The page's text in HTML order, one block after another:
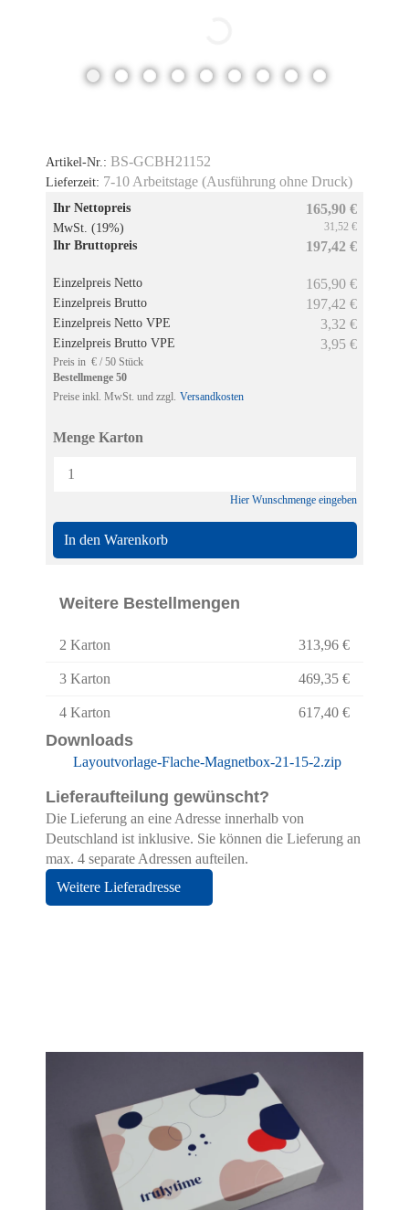
Artikel-Nr.: BS-GCBH21152
Lieferzeit: 7-10 Arbeitstage (Ausführung ohne Druck)
Ihr Nettopreis 165,90 €
MwSt. (19%) 31,52 €
Ihr Bruttopreis 197,42 €
Einzelpreis Netto 165,90 €
Einzelpreis Brutto 197,42 €
Einzelpreis Netto VPE 3,32 €
Einzelpreis Brutto VPE 3,95 €
Preis in € / 50 Stück
Bestellmenge 50
Preise inkl. MwSt. und zzgl. Versandkosten
Menge Karton
Hier Wunschmenge eingeben
In den Warenkorb
Weitere Bestellmengen
2 Karton 313,96 €
3 Karton 469,35 €
4 Karton 617,40 €
Downloads
Layoutvorlage-Flache-Magnetbox-21-15-2.zip
Lieferaufteilung gewünscht?
Die Lieferung an eine Adresse innerhalb von
Deutschland ist inklusive. Sie können die Lieferung an
max. 4 separate Adressen aufteilen.
Weitere Lieferadresse